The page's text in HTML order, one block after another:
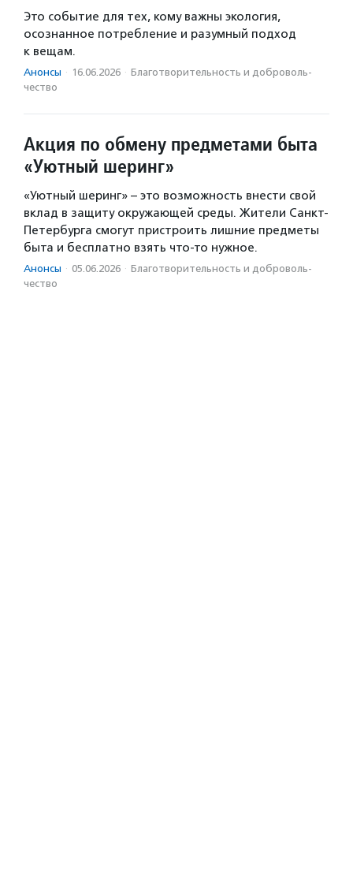
Это событие для тех, кому важны экология,
осознанное потребление и разумный подход
к вещам.
Анонсы · 16.06.2026 · Благотвори­тель­ность и доброволь­
чест­во
Акция по обмену предметами быта
«Уютный шеринг»
«Уютный шеринг» – это возможность внести свой
вклад в защиту окружающей среды. Жители Санкт-
Петербурга смогут пристроить лишние предметы
быта и бесплатно взять что-то нужное.
Анонсы · 05.06.2026 · Благотвори­тель­ность и доброволь­
чест­во